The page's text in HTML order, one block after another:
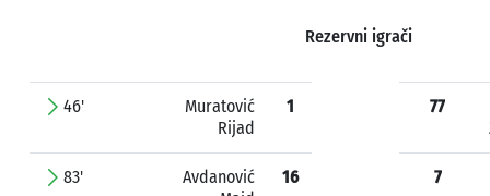
Rezervni igrači
46'
Muratović
Rijad
1
83'
Avdanović
16
77
7